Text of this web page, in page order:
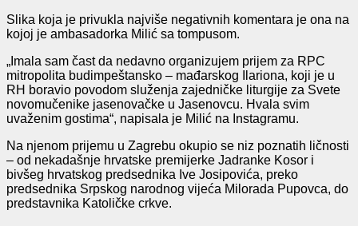
Slika koja je privukla najviše negativnih komentara je ona na
kojoj je ambasadorka Milić sa tompusom.
„Imala sam čast da nedavno organizujem prijem za RPC
mitropolita budimpeštansko – mađarskog Ilariona, koji je u
RH boravio povodom služenja zajedničke liturgije za Svete
novomučenike jasenovačke u Jasenovcu. Hvala svim
uvaženim gostima“, napisala je Milić na Instagramu.
Na njenom prijemu u Zagrebu okupio se niz poznatih ličnosti
– od nekadašnje hrvatske premijerke Jadranke Kosor i
bivšeg hrvatskog predsednika Ive Josipovića, preko
predsednika Srpskog narodnog vijeća Milorada Pupovca, do
predstavnika Katoličke crkve.